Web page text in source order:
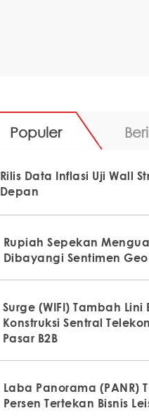
Populer
Rilis Data Inflasi Uji Wall
Depan
Rupiah Sepekan
Dibayangi Sentimen
Surge (WIFI) Tambah Lini
Konstruksi Sentral
Pasar B2B
Laba Panorama (PANR)
Persen Tertekan Bisnis